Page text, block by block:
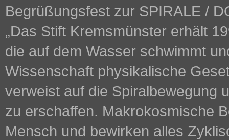
Begrüßungsfest zur SPIRALE /
„Das Stift Kremsmünster erhält
die auf dem Wasser schwimmt
Wissenschaft physikalische
verweist auf die Spiralbewegung
zu erschaffen. Makrokosmische
Mensch und bewirken alles